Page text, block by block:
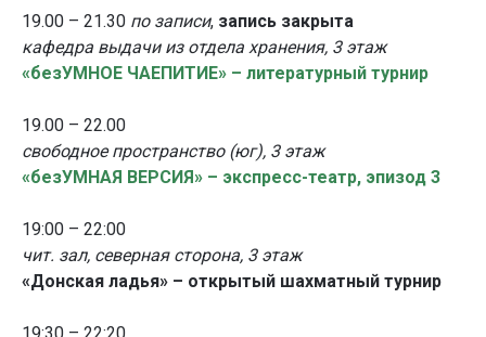
19.00 – 21.30 по записи, запись закрыта
кафедра выдачи из отдела хранения, 3 этаж
«безУМНОЕ ЧАЕПИТИЕ» – литературный турнир
19.00 – 22.00
свободное пространство (юг), 3 этаж
«безУМНАЯ ВЕРСИЯ» – экспресс-театр, эпизод 3
19:00 – 22:00
чит. зал, северная сторона, 3 этаж
«Донская ладья» – открытый шахматный турнир